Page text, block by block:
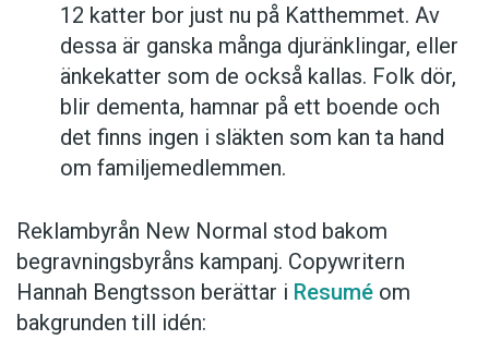
12 katter bor just nu på Katthemmet. Av
dessa är ganska många djuränklingar, eller
änkekatter som de också kallas. Folk dör,
blir dementa, hamnar på ett boende och
det finns ingen i släkten som kan ta hand
om familjemedlemmen.
Reklambyrån New Normal stod bakom
begravningsbyråns kampanj. Copywritern
Hannah Bengtsson berättar i Resumé om
bakgrunden till idén: